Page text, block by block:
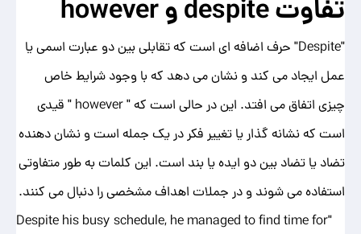
تفاوتdespiteوhowever
"Despite" حرف اضافه ای است که تقابلی بین دو عبارت اسمی یا
عمل ایجاد می کند و نشان می دهد که با وجود شرایط خاص
چیزی اتفاق می افتد. این در حالی است که " however " قیدی
است که نشانه گذار یا تغییر فکر در یک جمله است و نشان دهنده
تضاد یا تضاد بین دو ایده یا بند است. این کلمات به طور متفاوتی
استفاده می شوند و در جملات اهداف مشخصی را دنبال می کنند.
"Despite his busy schedule, he managed to find time for